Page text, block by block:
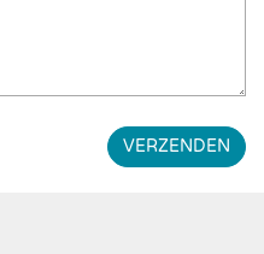
VERZENDEN